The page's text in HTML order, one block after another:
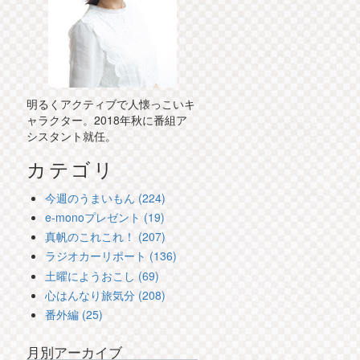
明るくアクティブで人懐っこいキ
ャラクター。2018年秋に番組ア
シスタント就任。
カテゴリ
今週のうまいもん (224)
e-monoプレゼント (19)
真帆のこれこれ！ (207)
ラジオカーリポート (136)
土曜にようおこし (69)
心はんなり旅気分 (208)
番外編 (25)
月別アーカイブ